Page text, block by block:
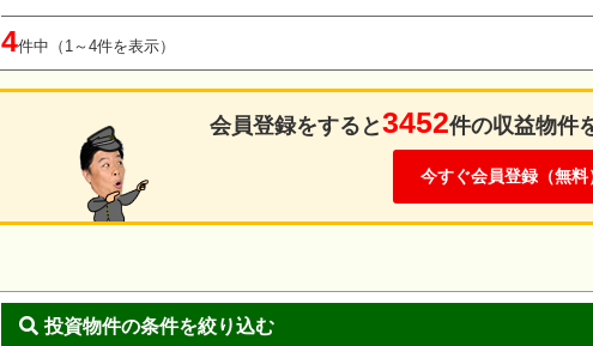
4件中（1～4件を表示）
会員登録をすると3452件の収益物件
今すぐ会員登録（無料
投資物件の条件を絞り込む